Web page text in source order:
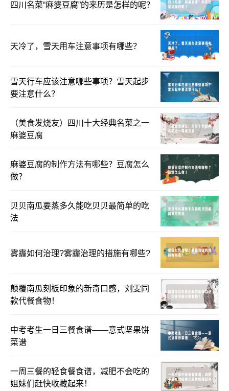
四川名菜“麻婆豆腐”的来历是怎样的呢？
天冷了，雪天用车注意事项有哪些？
雪天行车应该注意哪些事项？雪天起步
要注意什么？
（美食发烧友）四川十大经典名菜之一
麻婆豆腐
麻婆豆腐的制作方法有哪些？豆腐怎么
做？
贝贝南瓜要蒸多久能吃贝贝最简单的吃
法
雾霾如何治理?雾霾治理的措施有哪些?
颠覆南瓜刻板印象的新奇口感，刘雯同
款代餐食物！
中考考生一日三餐食谱——意式坚果饼
菜谱
一周三餐的轻食餐食谱，减肥不会吃的
姐妹们赶快收藏起来！